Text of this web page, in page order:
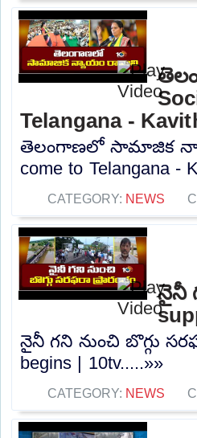
Telangana -
తెలంగాణలో సామాజిక
come to Telangana -
CATEGORY: NEWS
నైనీ
నైనీ గని నుంచి బొగ్గు
begins | 10tv.....»»
CATEGORY: NEWS